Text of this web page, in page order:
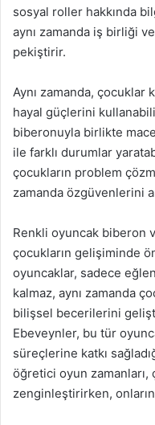
sosyal roller hakkında
aynı zamanda iş birliği
pekiştirir.
Aynı zamanda,
hayal güçlerini
biberonuyla birlikte
ile farklı durumlar
çocukların problem
zamanda özgüvenlerini
Renkli oyuncak biberon
çocukların gelişiminde
oyuncaklar, sadece
kalmaz, aynı zamanda
bilişsel becerilerini
Ebeveynler, bu tür
süreçlerine katkı
öğretici oyun zamanları,
zenginleştirirken,